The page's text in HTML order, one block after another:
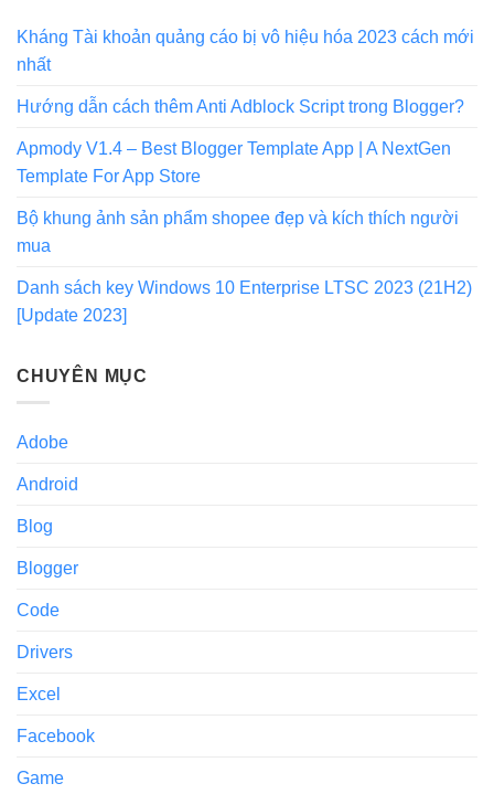
Kháng Tài khoản quảng cáo bị vô hiệu hóa 2023 cách mới
nhất
Hướng dẫn cách thêm Anti Adblock Script trong Blogger?
Apmody V1.4 – Best Blogger Template App | A NextGen
Template For App Store
Bộ khung ảnh sản phẩm shopee đẹp và kích thích người
mua
Danh sách key Windows 10 Enterprise LTSC 2023 (21H2)
[Update 2023]
CHUYÊN MỤC
Adobe
Android
Blog
Blogger
Code
Drivers
Excel
Facebook
Game